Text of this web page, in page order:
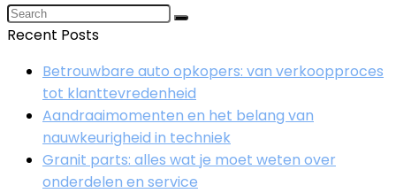
Recent Posts
Betrouwbare auto opkopers: van verkoopproces
tot klanttevredenheid
Aandraaimomenten en het belang van
nauwkeurigheid in techniek
Granit parts: alles wat je moet weten over
onderdelen en service